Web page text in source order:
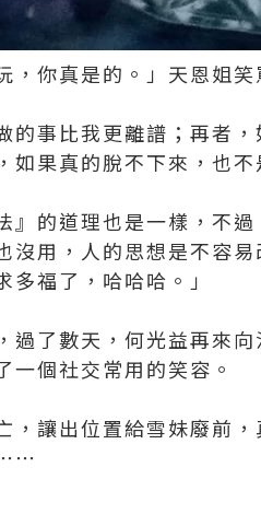
，你真是的。」天恩姐笑
的事比我更離譜；再者
如果真的脫不下來，也不
的道理也是一樣，不過
用，人的思想是不容易
福了，哈哈哈。」
過了數天，何光益再來
一個社交常用的笑容。
，讓出位置給雪妹廢前
⋯⋯